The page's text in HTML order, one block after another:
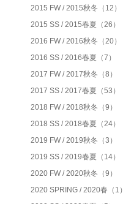
2015 FW / 2015秋冬（12）
2015 SS / 2015春夏（26）
2016 FW / 2016秋冬（20）
2016 SS / 2016春夏（7）
2017 FW / 2017秋冬（8）
2017 SS / 2017春夏（53）
2018 FW / 2018秋冬（9）
2018 SS / 2018春夏（24）
2019 FW / 2019秋冬（3）
2019 SS / 2019春夏（14）
2020 FW / 2020秋冬（9）
2020 SPRING / 2020春（1）